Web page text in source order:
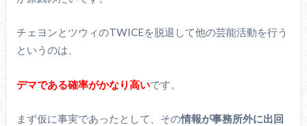
チェヨンとツウィのTWICEを脱退して他の芸能活動を行う
というのは、
デマである確率がかなり高いです。
まず仮に事実であったとして、その情報が事務所外に出回